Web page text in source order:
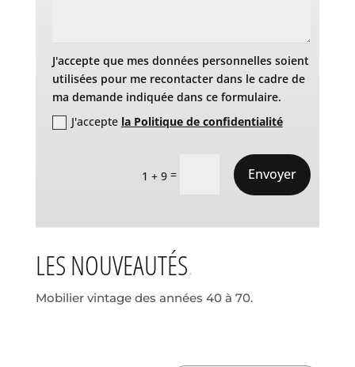
J'accepte que mes données personnelles soient
utilisées pour me recontacter dans le cadre de
ma demande indiquée dans ce formulaire.
J'accepte la Politique de confidentialité
1 + 9 = Envoyer
LES NOUVEAUTÉS
Mobilier vintage des années 40 à 70.